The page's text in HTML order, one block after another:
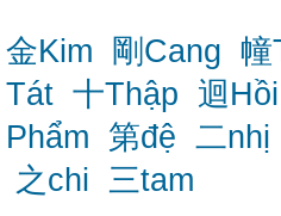
金Kim 剛Cang 幢
Tát 十Thập 迴Hồi
Phẩm 第đệ 二nhị
之chi 三tam